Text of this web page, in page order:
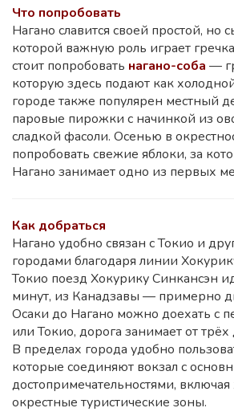
Что попробовать
Нагано славится своей простой, но
которой важную роль играет
стоит попробовать нагано-соба —
которую здесь подают как
городе также популярен местный
паровые пирожки с начинкой из
сладкой фасоли. Осенью в
попробовать свежие яблоки, за
Нагано занимает одно из первых
Как добраться
Нагано удобно связан с Токио и
городами благодаря линии
Токио поезд Хокурику Синкансэн
минут, из Канадзавы — примерно
Осаки до Нагано можно доехать с
или Токио, дорога занимает от трёх
В пределах города удобно
которые соединяют вокзал с
достопримечательностями,
окрестные туристические зоны.